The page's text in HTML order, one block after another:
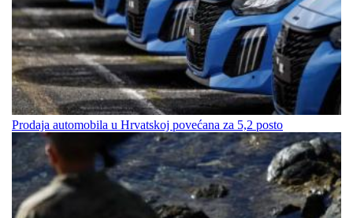
Prodaja automobila u Hrvatskoj povećana za 5,2 posto